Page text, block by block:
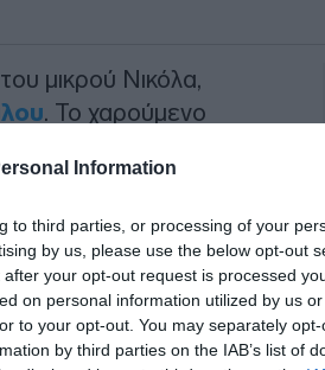
Information
to third parties, or processing of your
by us, please use the below opt-out
your opt-out request is processed
on personal information utilized by us
to your opt-out. You may separately
by third parties on the IAB’s list of
μικρού Νικόλα,
. Το χαρούμενο
χαμόγελα
από
ανέλαβε
λεπτομέρεια με
θέμα που